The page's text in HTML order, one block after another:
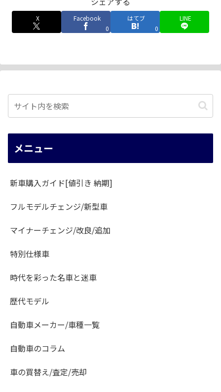
X
Facebook
0
はてブ
0
LINE
メニュー
新車購入ガイド[値引き 納期]
フルモデルチェンジ/新型車
マイナーチェンジ/改良/追加
特別仕様車
時代を彩った名車と迷車
歴代モデル
自動車メーカー/車種一覧
自動車のコラム
車の買替え/査定/売却